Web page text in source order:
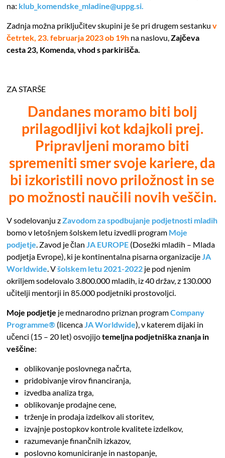
na: klub_komendske_mladine@uppg.si.
Zadnja možna priključitev skupini je še pri drugem sestankuv
četrtek, 23. februarja 2023 ob 19h na naslovu,Zajčeva
cesta 23, Komenda, vhod s parkirišča.
ZA STARŠE
Dandanes moramo biti bolj
prilagodljivi kot kdajkoli prej.
Pripravljeni moramo biti
spremeniti smer svoje kariere, da
bi izkoristili novo priložnost in se
po možnosti naučili novih veščin.
V sodelovanju zZavodom za spodbujanje podjetnosti mladih
bomo v letošnjem šolskem letu izvedli program Moje
podjetje. Zavod je član JA EUROPE (Dosežki mladih – Mlada
podjetja Evrope), ki je kontinentalna pisarna organizacijeJA
Worldwide. Všolskem letu 2021-2022 je pod njenim
okriljem sodelovalo 3.800.000 mladih, iz 40 držav, z 130.000
učitelji mentorji in 85.000 podjetniki prostovoljci.
Moje podjetje je mednarodno priznan programCompany
Programme® (licencaJA Worldwide), v katerem dijaki in
učenci (15 – 20 let) osvojijotemeljna podjetniška znanja in
veščine:
oblikovanje poslovnega načrta,
pridobivanje virov financiranja,
izvedba analiza trga,
oblikovanje prodajne cene,
trženje in prodaja izdelkov ali storitev,
izvajnje postopkov kontrole kvalitete izdelkov,
razumevanje finančnih izkazov,
poslovno komuniciranje in nastopanje,